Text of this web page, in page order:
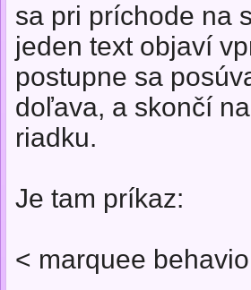
sa pri príchode na
jeden text objaví
postupne sa
doľava, a skončí
riadku.
Je tam príkaz:
< marquee